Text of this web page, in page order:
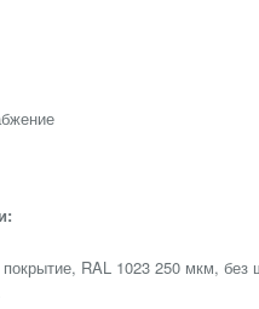
RAL 1023 250 мкм, без